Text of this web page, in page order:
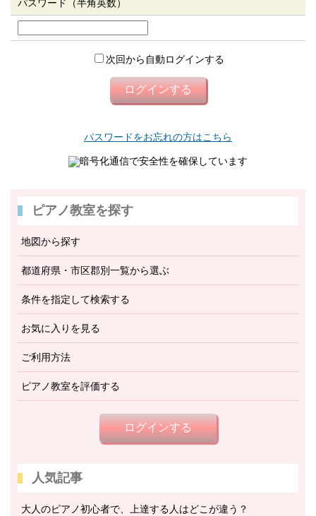
パスワード（半角英数）
次回から自動ログインする
パスワードをお忘れの方はこちら
暗号化通信で安全性を確保しています
ピアノ教室を探す
地図から探す
都道府県・市区郡別一覧から選ぶ
条件を指定して検索する
お気に入りを見る
ご利用方法
ピアノ教室を評価する
ログインする
人気記事
大人のピアノ初心者で、上達する人はどこが違う？